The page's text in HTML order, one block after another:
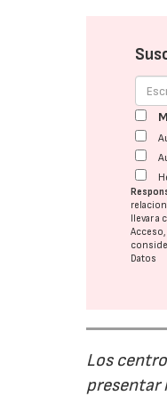
llevar
Datos
Los
presentar